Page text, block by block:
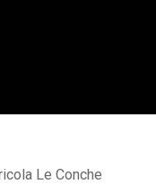
Le Conche